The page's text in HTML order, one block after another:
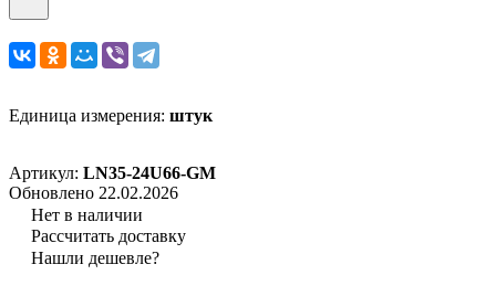
Единица измерения: штук
Артикул: LN35-24U66-GM
Обновлено 22.02.2026
Нет в наличии
Рассчитать доставку
Нашли дешевле?